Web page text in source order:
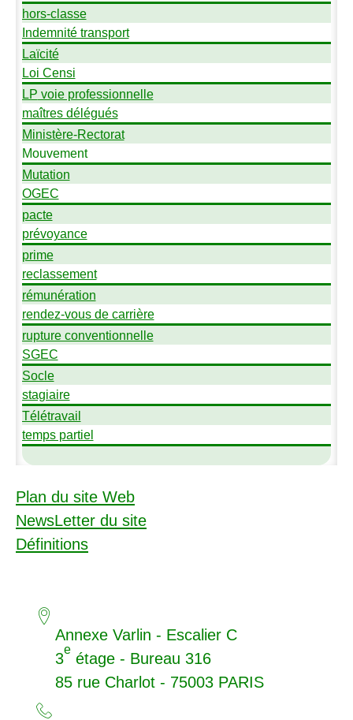
hors-classe
Indemnité transport
Laïcité
Loi Censi
LP voie professionnelle
maîtres délégués
Ministère-Rectorat
Mouvement
Mutation
OGEC
pacte
prévoyance
prime
reclassement
rémunération
rendez-vous de carrière
rupture conventionnelle
SGEC
Socle
stagiaire
Télétravail
temps partiel
Plan du site Web
NewsLetter du site
Définitions
Annexe Varlin - Escalier C
3
e
étage - Bureau 316
85 rue Charlot - 75003 PARIS